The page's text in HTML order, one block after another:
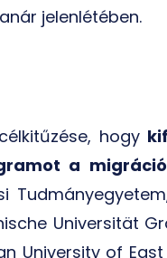
jelenlétében.
hogy
a
Universität
University of East